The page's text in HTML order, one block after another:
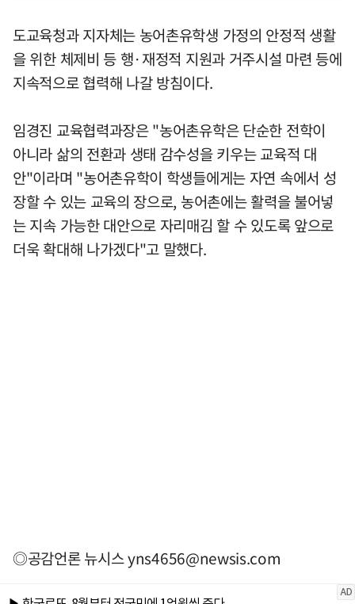
도교육청과 지자체는 농어촌유학생 가정의 안정적 생활
을 위한 체제비 등 행·재정적 지원과 거주시설 마련 등에
지속적으로 협력해 나갈 방침이다.
임경진 교육협력과장은 "농어촌유학은 단순한 전학이
아니라 삶의 전환과 생태 감수성을 키우는 교육적 대
안"이라며 "농어촌유학이 학생들에게는 자연 속에서 성
장할 수 있는 교육의 장으로, 농어촌에는 활력을 불어넣
는 지속 가능한 대안으로 자리매김 할 수 있도록 앞으로
더욱 확대해 나가겠다"고 말했다.
◎공감언론 뉴시스yns4656@newsis.com